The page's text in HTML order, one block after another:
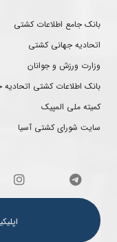
بانک جامع اطلاعات کشتی
اتحادیه جهانی کشتی
وزارت ورزش و جوانان
بانک اطلاعات کشتی اتحادیه
کمیته ملی المپیک
سایت شورای کشتی آسیا